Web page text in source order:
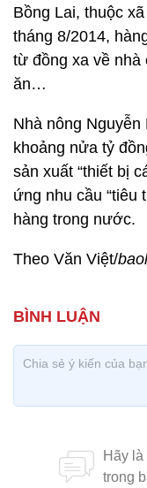
Bồng Lai, thuộc
tháng 8/2014,
từ đồng xa về
ăn…
Nhà nông
khoảng nửa tỷ
sản xuất “thiết bị
ứng nhu cầu “tiêu
hàng trong nước.
Theo Văn Việt/